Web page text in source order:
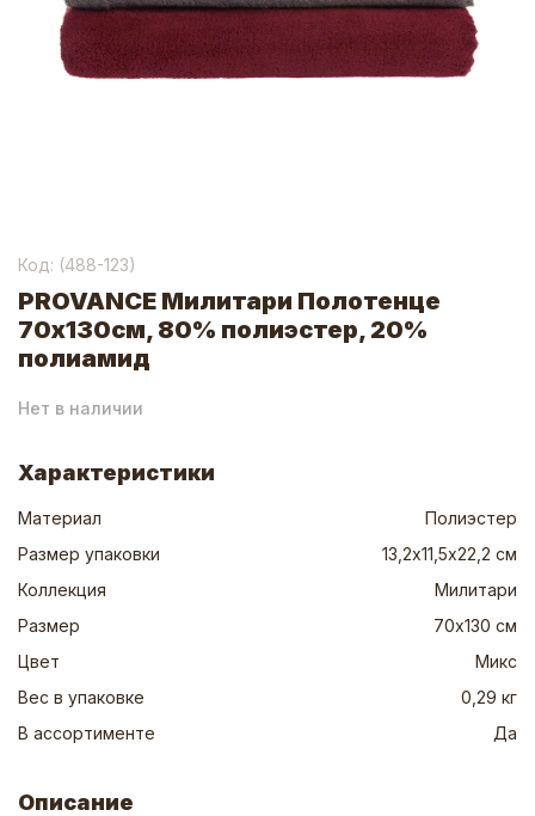
Код: (488-123)
PROVANCE Милитари Полотенце
70х130см, 80% полиэстер, 20%
полиамид
Нет в наличии
Характеристики
Материал
Полиэстер
Размер упаковки
13,2х11,5х22,2 см
Коллекция
Милитари
Размер
70х130 см
Цвет
Микс
Вес в упаковке
0,29 кг
В ассортименте
Да
Описание